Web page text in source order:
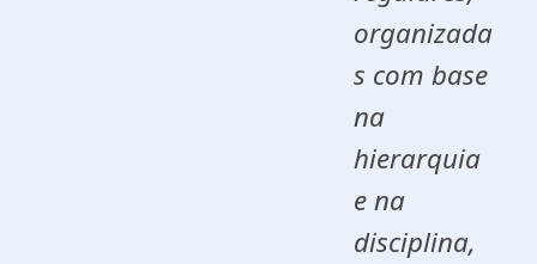
organizada
s com base
na
hierarquia
e na
disciplina,